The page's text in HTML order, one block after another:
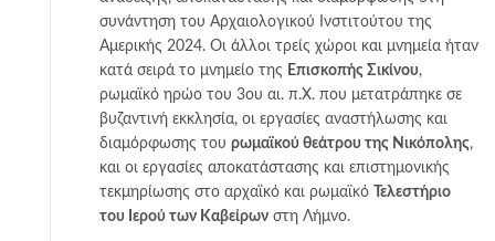
συνάντηση του Αρχαιολογικού Ινστιτούτου της
Αμερικής 2024. Οι άλλοι τρείς χώροι και μνημεία ήταν
κατά σειρά το μνημείο της Επισκοπής Σικίνου,
ρωμαϊκό ηρώο του 3ου αι. π.Χ. που μετατράπηκε σε
βυζαντινή εκκλησία, οι εργασίες αναστήλωσης και
διαμόρφωσης του ρωμαϊκού θεάτρου της Νικόπολης,
και οι εργασίες αποκατάστασης και επιστημονικής
τεκμηρίωσης στο αρχαϊκό και ρωμαϊκό Τελεστήριο
του Ιερού των Καβείρων στη Λήμνο.